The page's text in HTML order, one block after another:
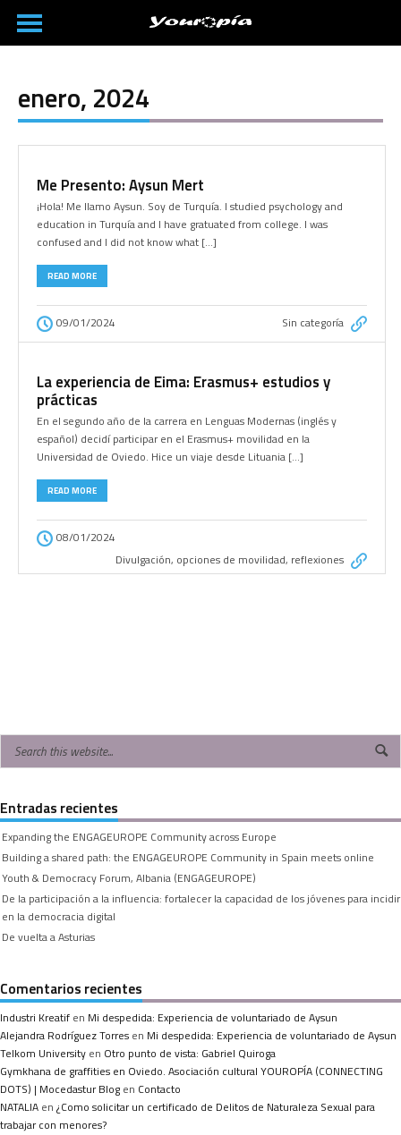
enero, 2024
Me Presento: Aysun Mert
¡Hola! Me llamo Aysun. Soy de Turquía. I studied psychology and
education in Turquía and I have gratuated from college. I was
confused and I did not know what […]
READ MORE
09/01/2024 Sin categoría
La experiencia de Eima: Erasmus+ estudios y
prácticas
En el segundo año de la carrera en Lenguas Modernas (inglés y
español) decidí participar en el Erasmus+ movilidad en la
Universidad de Oviedo. Hice un viaje desde Lituania […]
READ MORE
08/01/2024
Divulgación, opciones de movilidad, reflexiones
Entradas recientes
Expanding the ENGAGEUROPE Community across Europe
Building a shared path: the ENGAGEUROPE Community in Spain meets online
Youth & Democracy Forum, Albania (ENGAGEUROPE)
De la participación a la influencia: fortalecer la capacidad de los jóvenes para incidir
en la democracia digital
De vuelta a Asturias
Comentarios recientes
Industri Kreatif en Mi despedida: Experiencia de voluntariado de Aysun
Alejandra Rodríguez Torres en Mi despedida: Experiencia de voluntariado de Aysun
Telkom University en Otro punto de vista: Gabriel Quiroga
Gymkhana de graffities en Oviedo. Asociación cultural YOUROPÍA (CONNECTING
DOTS) | Mocedastur Blog en Contacto
NATALIA en ¿Como solicitar un certificado de Delitos de Naturaleza Sexual para
trabajar con menores?